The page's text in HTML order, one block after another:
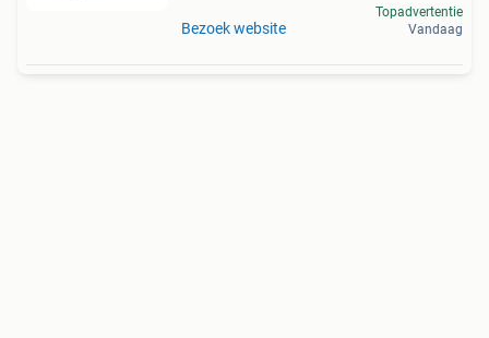
Bezoek website
Topadvertentie
Vandaag